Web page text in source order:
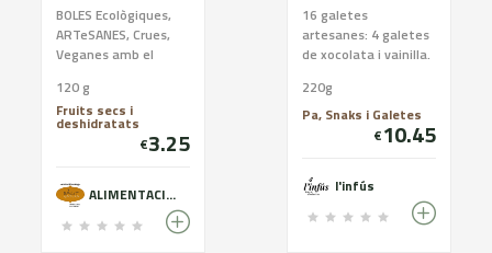
BOLES Ecològiques,
ARTeSANES, Crues,
Veganes amb el
COCO
120 g
Fruits secs i
deshidratats
€3.25
ALIMENTACIÓ ECOLÒGICA
16 galetes
artesanes: 4 galetes
de xocolata i vainilla.
galetes de nous. 4
galetes d’ametlla.
Ingredients galetes
blat, mantega DOP
Alt Urgell-Cerdanya,
sucre, ametlla, ou
220g
Pa, Snaks i Galetes
€10.45
l'infús